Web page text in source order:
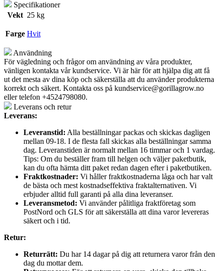
Specifikationer
Vekt 25 kg
Farge Hvit
Användning
För vägledning och frågor om användning av våra produkter,
vänligen kontakta vår kundservice. Vi är här för att hjälpa dig att få
ut det mesta av dina köp och säkerställa att du använder produkterna
korrekt och säkert. Kontakta oss på kundservice@gorillagrow.no
eller telefon +4524798080.
Leverans och retur
Leverans:
Leveranstid: Alla beställningar packas och skickas dagligen
mellan 09-18. I de flesta fall skickas alla beställningar samma
dag. Leveranstiden är normalt mellan 16 timmar och 1 vardag.
Tips: Om du beställer fram till helgen och väljer paketbutik,
kan du ofta hämta ditt paket redan dagen efter i paketbutiken.
Fraktkostnader: Vi håller fraktkostnaderna låga och har valt
de bästa och mest kostnadseffektiva fraktalternativen. Vi
erbjuder alltid full garanti på alla dina leveranser.
Leveransmetod: Vi använder pålitliga fraktföretag som
PostNord och GLS för att säkerställa att dina varor levereras
säkert och i tid.
Retur:
Returrätt: Du har 14 dagar på dig att returnera varor från den
dag du mottar dem.